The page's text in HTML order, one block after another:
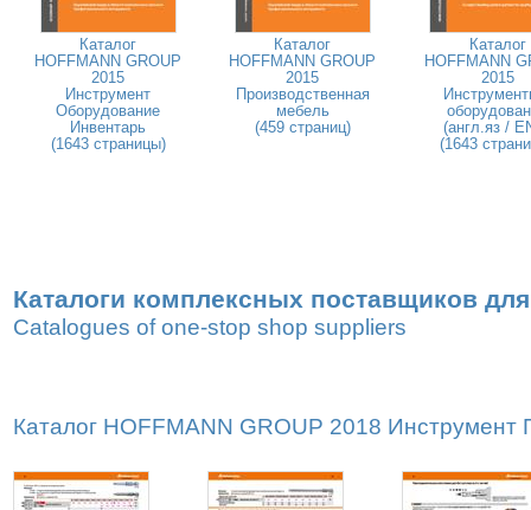
Каталог
HOFFMANN GROUP
2015
Инструмент
Оборудование
Инвентарь
(1643 страницы)
Каталог
HOFFMANN GROUP
2015
Производственная
мебель
(459 страниц)
Каталог
HOFFMANN
2015
(англ.яз /
(1643
Каталоги комплексных поставщиков
Catalogues of one-stop shop suppliers
Каталог HOFFMANN GROUP 2018